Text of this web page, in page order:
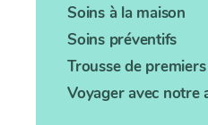
Soins à la maison
Soins préventifs
Trousse de
Voyager avec notre